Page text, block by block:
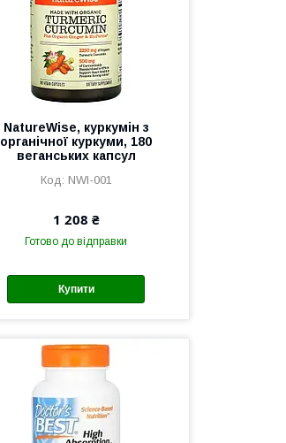
NatureWise, куркумін з
органічної куркуми, 180
веганських капсул
NWI-001
1 208 ₴
Готово до відправки
Купити